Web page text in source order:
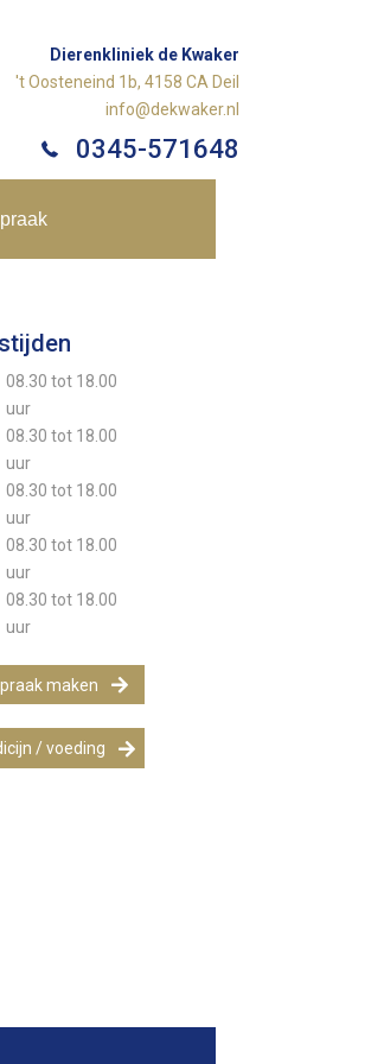
Dierenkliniek de Kwaker
't Oosteneind 1b, 4158 CA Deil
info@dekwaker.nl
0345-571648
08.30 tot 18.00
uur
08.30 tot 18.00
uur
08.30 tot 18.00
uur
08.30 tot 18.00
uur
08.30 tot 18.00
uur
maken
/ voeding